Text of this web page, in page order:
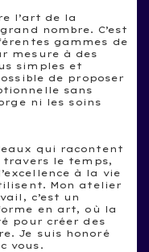
l’art de la
nombre. C’est
gammes de
mesure à des
simples et
de proposer
sans
ni les soins
qui racontent
le temps,
à la vie
Mon atelier
c’est un
en art, où la
pour créer des
Je suis honoré
vous.